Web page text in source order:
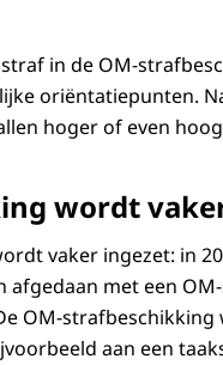
in de OM-
oriëntatiepunten.
hoger of even
wordt
vaker ingezet: in
met een
OM-
aan een